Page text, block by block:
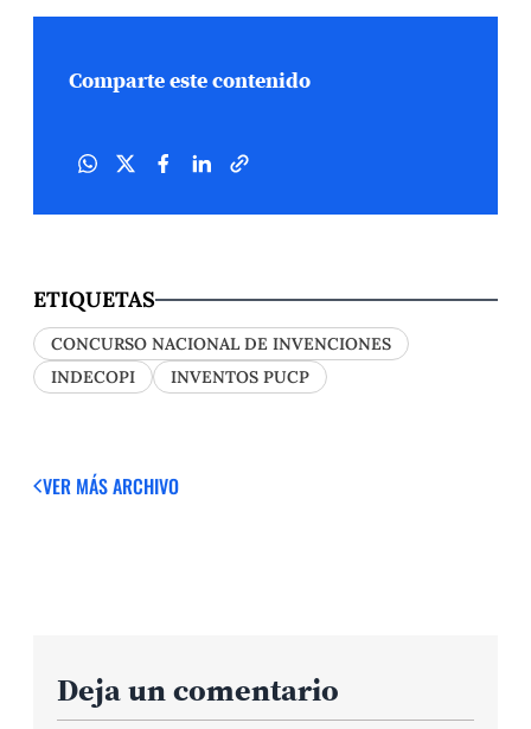
Comparte este contenido
ETIQUETAS
CONCURSO NACIONAL DE INVENCIONES
INDECOPI
INVENTOS PUCP
VER MÁSARCHIVO
Deja un comentario